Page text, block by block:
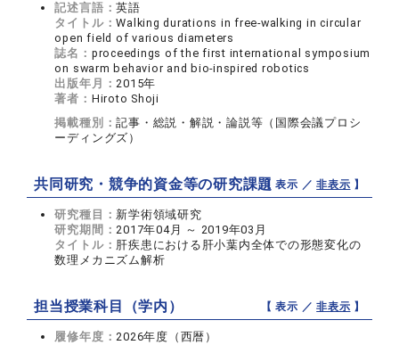
記述言語：英語
タイトル：Walking durations in free-walking in circular
open field of various diameters
誌名： proceedings of the first international symposium
on swarm behavior and bio-inspired robotics
出版年月：2015年
著者： Hiroto Shoji
掲載種別：記事・総説・解説・論説等（国際会議プロシ
ーディングズ）
共同研究・競争的資金等の研究課題【 表示 ／非表示 】
研究種目： 新学術領域研究
研究期間：2017年04月 ～ 2019年03月
タイトル： 肝疾患における肝小葉内全体での形態変化の
数理メカニズム解析
担当授業科目（学内） 【 表示 ／非表示 】
履修年度：2026年度（西暦）